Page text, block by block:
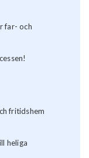
far- och
fritidshem
heliga